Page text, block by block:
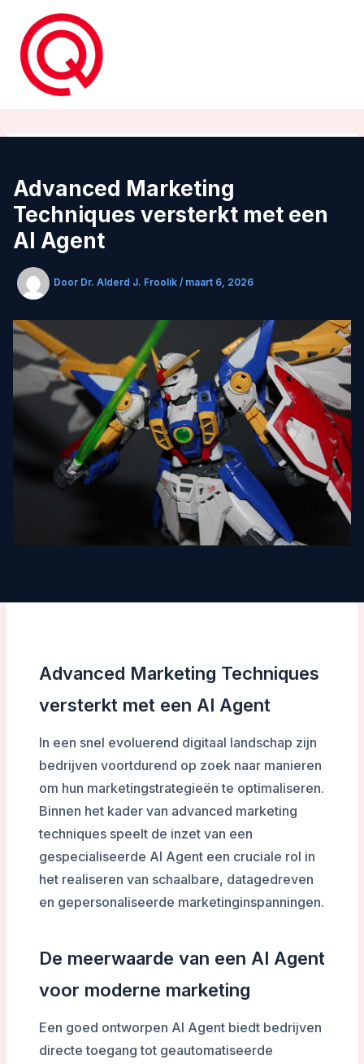
inhoud
Advanced Marketing
Techniques versterkt met een
AI Agent
Door Dr. Alderd J. Froolik / maart 6, 2026
Advanced Marketing Techniques
versterkt met een AI Agent
In een snel evoluerend digitaal landschap zijn
bedrijven voortdurend op zoek naar manieren
om hun marketingstrategieën te optimaliseren.
Binnen het kader van advanced marketing
techniques speelt de inzet van een
gespecialiseerde AI Agent een cruciale rol in
het realiseren van schaalbare, datagedreven
en gepersonaliseerde marketinginspanningen.
De meerwaarde van een AI Agent
voor moderne marketing
Een goed ontworpen AI Agent biedt bedrijven
directe toegang tot geautomatiseerde